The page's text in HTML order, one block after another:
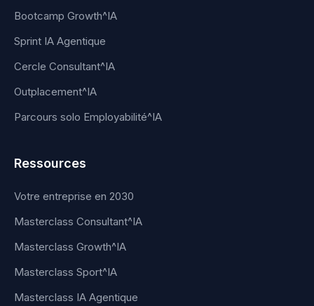
Bootcamp Growth^IA
Sprint IA Agentique
Cercle Consultant^IA
Outplacement^IA
Parcours solo Employabilité^IA
Ressources
Votre entreprise en 2030
Masterclass Consultant^IA
Masterclass Growth^IA
Masterclass Sport^IA
Masterclass IA Agentique